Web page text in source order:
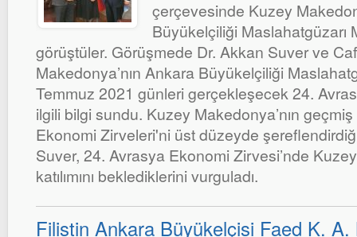
çerçevesinde Kuzey
Büyükelçiliği Maslahatgüzarı
görüştüler. Görüşmede Dr. Akkan Suver ve
Makedonya’nın Ankara Büyükelçiliği
Temmuz 2021 günleri gerçekleşecek 24.
ilgili bilgi sundu. Kuzey Makedonya’nın
Ekonomi Zirveleri'ni üst düzeyde
Suver, 24. Avrasya Ekonomi Zirvesi’nde
katılımını beklediklerini vurguladı.
Filistin Ankara Büyükelçisi Faed K. A.